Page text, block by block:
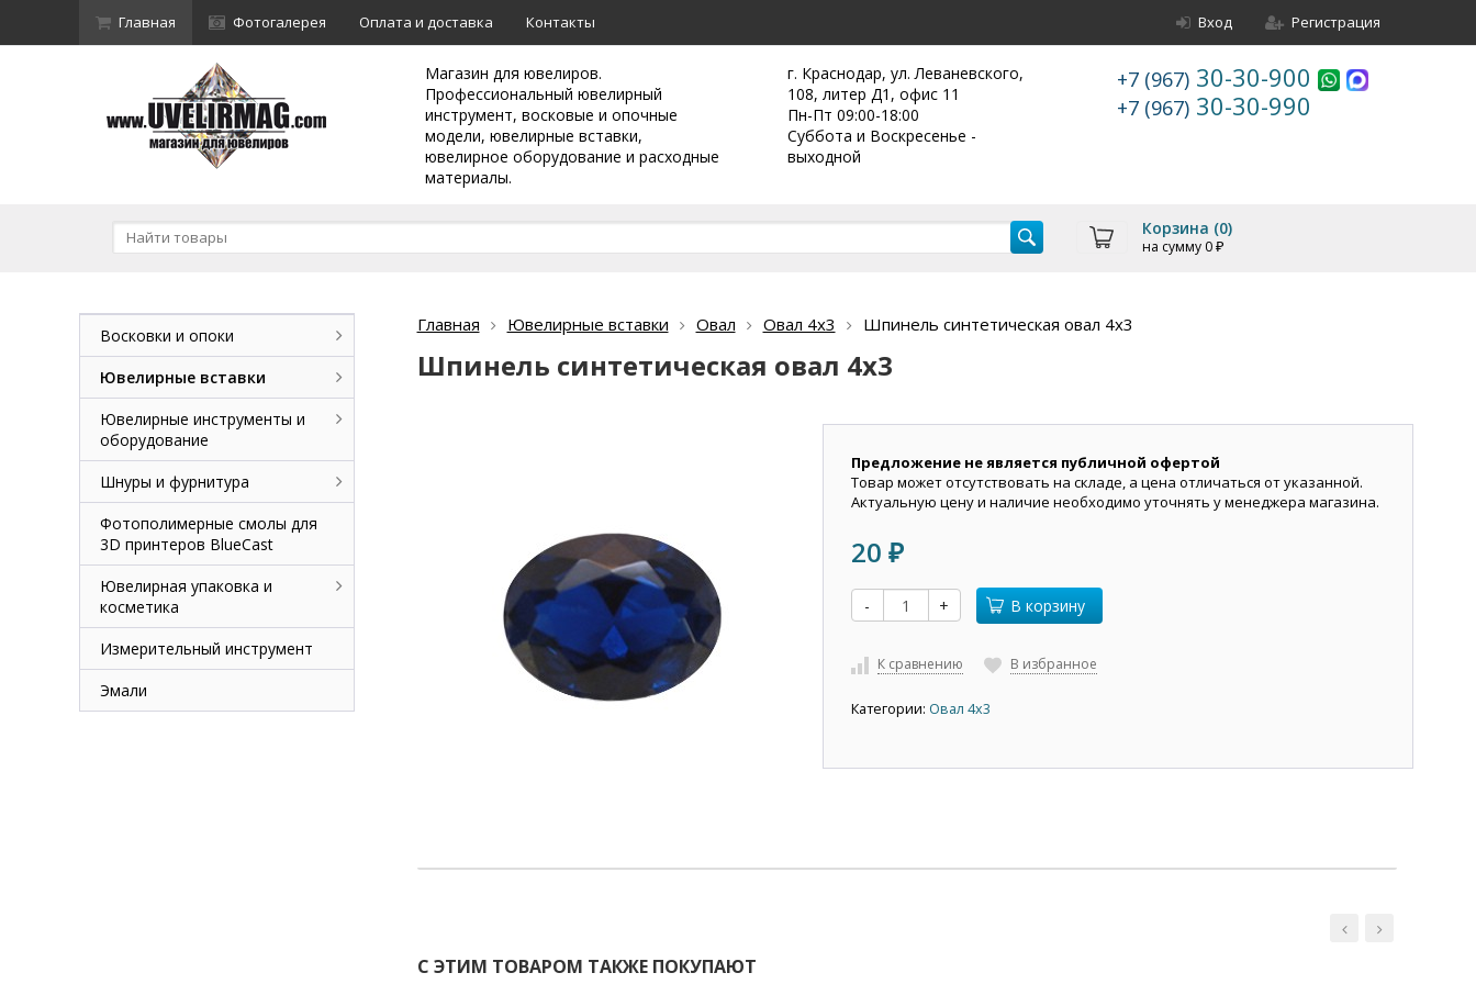
Главная Фотогалерея Оплата и доставка Контакты Вход Регистрация
Магазин для ювелиров.
Профессиональный ювелирный
инструмент, восковые и опочные
модели, ювелирные вставки,
ювелирное оборудование и расходные
материалы.
г. Краснодар, ул. Леваневского,
108, литер Д1, офис 11
Пн-Пт 09:00-18:00
Суббота и Воскресенье -
выходной
+7 (967) 30-30-900
+7 (967) 30-30-990
Корзина (0)
на сумму 0 ₽
Главная Ювелирные вставки Овал Овал 4х3 Шпинель синтетическая овал 4х3
Шпинель синтетическая овал 4х3
Предложение не является публичной офертой
Товар может отсутствовать на складе, а цена отличаться от указанной.
Актуальную цену и наличие необходимо уточнять у менеджера магазина.
20 ₽
- + В корзину
К сравнению В избранное
Категории: Овал 4х3
С ЭТИМ ТОВАРОМ ТАКЖЕ ПОКУПАЮТ
Восковки и опоки
Ювелирные вставки
Ювелирные инструменты и
оборудование
Шнуры и фурнитура
Фотополимерные смолы для
3D принтеров BlueCast
Ювелирная упаковка и
косметика
Измерительный инструмент
Эмали